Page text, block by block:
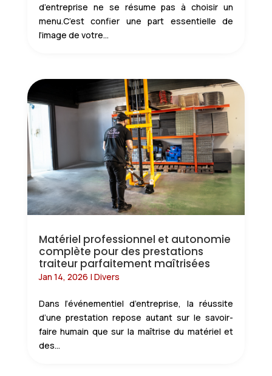
d’entreprise ne se résume pas à choisir un
menu.C’est confier une part essentielle de
l’image de votre...
Matériel professionnel et autonomie
complète pour des prestations
traiteur parfaitement maîtrisées
Jan 14, 2026 | Divers
Dans l’événementiel d’entreprise, la réussite
d’une prestation repose autant sur le savoir-
faire humain que sur la maîtrise du matériel et
des...